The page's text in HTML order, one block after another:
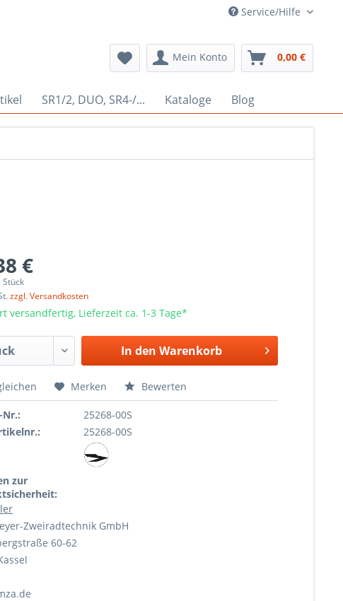
Service/Hilfe
Mein Konto 0,00 €
SR1/2, DUO, SR4-/... Kataloge Blog
€
Stück
zzgl. Versandkosten
versandfertig, Lieferzeit ca. 1-3 Tage*
In den Warenkorb
Merken Bewerten
25268-00S
25268-00S
zur
Zweiradtechnik GmbH
60-62